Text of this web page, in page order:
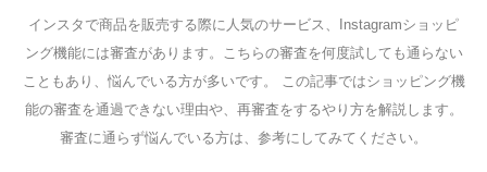
インスタで商品を販売する際に人気のサービス、Instagramショッピ
ング機能には審査があります。こちらの審査を何度試しても通らない
こともあり、悩んでいる方が多いです。 この記事ではショッピング機
能の審査を通過できない理由や、再審査をするやり方を解説します。
審査に通らず悩んでいる方は、参考にしてみてください。